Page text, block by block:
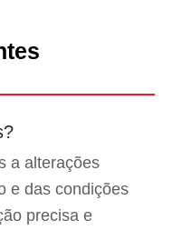
a alterações
e das condições
precisa e